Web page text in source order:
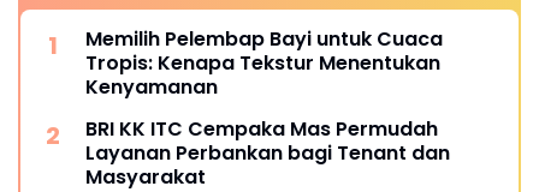
Memilih Pelembap Bayi untuk Cuaca
Tropis: Kenapa Tekstur Menentukan
Kenyamanan
BRI KK ITC Cempaka Mas Permudah
Layanan Perbankan bagi Tenant dan
Masyarakat